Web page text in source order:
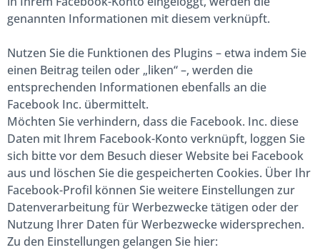
genannten Informationen mit diesem verknüpft.
Nutzen Sie die Funktionen des Plugins – etwa indem Sie
einen Beitrag teilen oder „liken“ –, werden die
entsprechenden Informationen ebenfalls an die
Facebook Inc. übermittelt.
Möchten Sie verhindern, dass die Facebook. Inc. diese
Daten mit Ihrem Facebook-Konto verknüpft, loggen Sie
sich bitte vor dem Besuch dieser Website bei Facebook
aus und löschen Sie die gespeicherten Cookies. Über Ihr
Facebook-Profil können Sie weitere Einstellungen zur
Datenverarbeitung für Werbezwecke tätigen oder der
Nutzung Ihrer Daten für Werbezwecke widersprechen.
Zu den Einstellungen gelangen Sie hier: